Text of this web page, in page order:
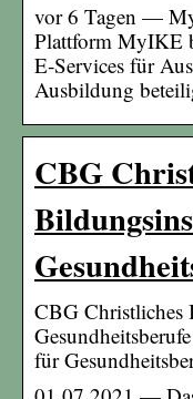
vor 6 Tagen —
Plattform MyIKE
E‑Services für
Ausbildung
CBG
CBG
für